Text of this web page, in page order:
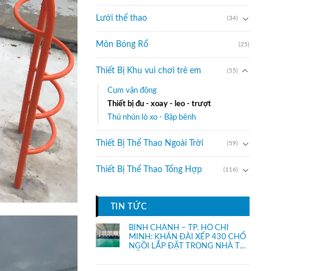
Lưới thể thao (34)
Môn Bóng Rổ (25)
Thiết Bị Khu vui chơi trẻ em (55)
Cụm vận động
Thiết bị đu - xoay - leo - trượt
Thú nhún lò xo - Bập bênh
Thiết Bị Thể Thao Ngoài Trời (59)
Thiết Bị Thể Thao Tổng Hợp (116)
TIN TỨC
BÌNH CHÁNH – TP. HỒ CHÍ
MINH: KHÁN ĐÀI XẾP 430 CHỔ
NGỒI LẮP ĐẶT TRONG NHÀ THI